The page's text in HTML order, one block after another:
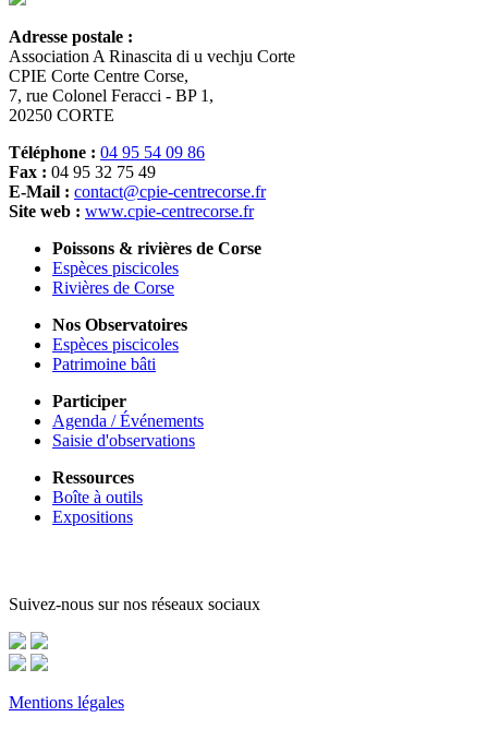
Adresse postale :
Association A Rinascita di u vechju Corte
CPIE Corte Centre Corse,
7, rue Colonel Feracci - BP 1,
20250 CORTE
Téléphone : 04 95 54 09 86
Fax : 04 95 32 75 49
E-Mail : contact@cpie-centrecorse.fr
Site web : www.cpie-centrecorse.fr
Poissons & rivières de Corse
Espèces piscicoles
Rivières de Corse
Nos Observatoires
Espèces piscicoles
Patrimoine bâti
Participer
Agenda / Événements
Saisie d'observations
Ressources
Boîte à outils
Expositions
Suivez-nous sur nos réseaux sociaux
Mentions légales